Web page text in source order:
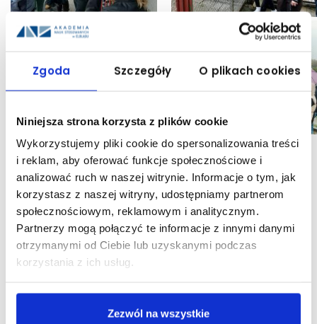
Zgoda Szczegóły O plikach cookies
Niniejsza strona korzysta z plików cookie
Wykorzystujemy pliki cookie do spersonalizowania treści
i reklam, aby oferować funkcje społecznościowe i
analizować ruch w naszej witrynie. Informacje o tym, jak
korzystasz z naszej witryny, udostępniamy partnerom
społecznościowym, reklamowym i analitycznym.
Partnerzy mogą połączyć te informacje z innymi danymi
otrzymanymi od Ciebie lub uzyskanymi podczas
korzystania z ich usług.
Zezwól na wszystkie
UDOSTĘPNIJ: